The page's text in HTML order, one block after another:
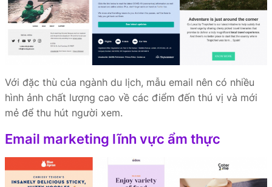
Với đặc thù của ngành du lịch, mẫu email nên có nhiều
hình ảnh chất lượng cao về các điểm đến thú vị và mới
mẻ để thu hút người xem.
Email marketing lĩnh vực ẩm thực